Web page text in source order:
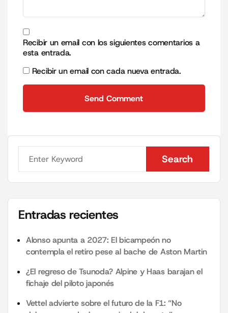
Recibir un email con los siguientes comentarios a
esta entrada.
Recibir un email con cada nueva entrada.
Send Comment
Search
Search
Entradas recientes
Alonso apunta a 2027: El bicampeón no
contempla el retiro pese al bache de Aston Martin
¿El regreso de Tsunoda? Alpine y Haas barajan el
fichaje del piloto japonés
Vettel advierte sobre el futuro de la F1: “No